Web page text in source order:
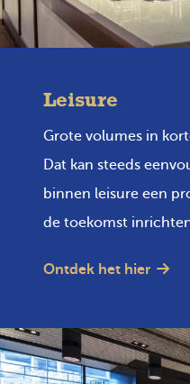
Leisure
Grote volumes in
Dat kan steeds
binnen leisure een
de toekomst
Ontdek het hier